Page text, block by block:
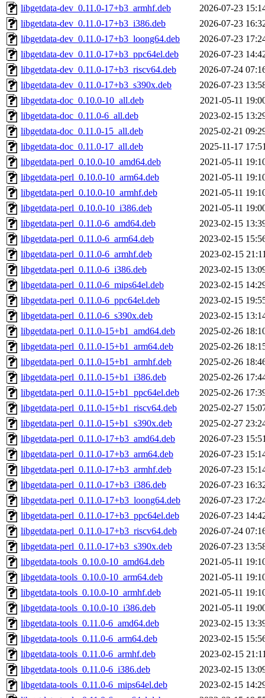
libgetdata-dev_0.11.0-17+b3_armhf.deb
2026-07-23
libgetdata-dev_0.11.0-17+b3_i386.deb
2026-07-23
libgetdata-dev_0.11.0-17+b3_loong64.deb
2026-07-23
libgetdata-dev_0.11.0-17+b3_ppc64el.deb
2026-07-23
libgetdata-dev_0.11.0-17+b3_riscv64.deb
2026-07-24
libgetdata-dev_0.11.0-17+b3_s390x.deb
2026-07-23
libgetdata-doc_0.10.0-10_all.deb
2021-05-11
libgetdata-doc_0.11.0-6_all.deb
2023-02-15
libgetdata-doc_0.11.0-15_all.deb
2025-02-21
libgetdata-doc_0.11.0-17_all.deb
2025-11-17
libgetdata-perl_0.10.0-10_amd64.deb
2021-05-11
libgetdata-perl_0.10.0-10_arm64.deb
2021-05-11
libgetdata-perl_0.10.0-10_armhf.deb
2021-05-11
libgetdata-perl_0.10.0-10_i386.deb
2021-05-11
libgetdata-perl_0.11.0-6_amd64.deb
2023-02-15
libgetdata-perl_0.11.0-6_arm64.deb
2023-02-15
libgetdata-perl_0.11.0-6_armhf.deb
2023-02-15
libgetdata-perl_0.11.0-6_i386.deb
2023-02-15
libgetdata-perl_0.11.0-6_mips64el.deb
2023-02-15
libgetdata-perl_0.11.0-6_ppc64el.deb
2023-02-15
libgetdata-perl_0.11.0-6_s390x.deb
2023-02-15
libgetdata-perl_0.11.0-15+b1_amd64.deb
2025-02-26
libgetdata-perl_0.11.0-15+b1_arm64.deb
2025-02-26
libgetdata-perl_0.11.0-15+b1_armhf.deb
2025-02-26
libgetdata-perl_0.11.0-15+b1_i386.deb
2025-02-26
libgetdata-perl_0.11.0-15+b1_ppc64el.deb
2025-02-26
libgetdata-perl_0.11.0-15+b1_riscv64.deb
2025-02-27
libgetdata-perl_0.11.0-15+b1_s390x.deb
2025-02-27
libgetdata-perl_0.11.0-17+b3_amd64.deb
2026-07-23
libgetdata-perl_0.11.0-17+b3_arm64.deb
2026-07-23
libgetdata-perl_0.11.0-17+b3_armhf.deb
2026-07-23
libgetdata-perl_0.11.0-17+b3_i386.deb
2026-07-23
libgetdata-perl_0.11.0-17+b3_loong64.deb
2026-07-23
libgetdata-perl_0.11.0-17+b3_ppc64el.deb
2026-07-23
libgetdata-perl_0.11.0-17+b3_riscv64.deb
2026-07-24
libgetdata-perl_0.11.0-17+b3_s390x.deb
2026-07-23
libgetdata-tools_0.10.0-10_amd64.deb
2021-05-11
libgetdata-tools_0.10.0-10_arm64.deb
2021-05-11
libgetdata-tools_0.10.0-10_armhf.deb
2021-05-11
libgetdata-tools_0.10.0-10_i386.deb
2021-05-11
libgetdata-tools_0.11.0-6_amd64.deb
2023-02-15
libgetdata-tools_0.11.0-6_arm64.deb
2023-02-15
libgetdata-tools_0.11.0-6_armhf.deb
2023-02-15
libgetdata-tools_0.11.0-6_i386.deb
2023-02-15
libgetdata-tools_0.11.0-6_mips64el.deb
2023-02-15